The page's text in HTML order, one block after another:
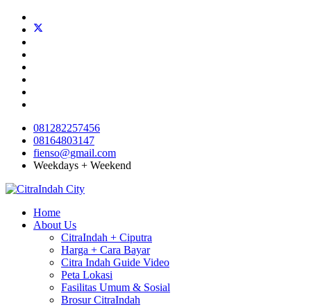
081282257456
08164803147
fienso@gmail.com
Weekdays + Weekend
Home
About Us
CitraIndah + Ciputra
Harga + Cara Bayar
Citra Indah Guide Video
Peta Lokasi
Fasilitas Umum & Sosial
Brosur CitraIndah